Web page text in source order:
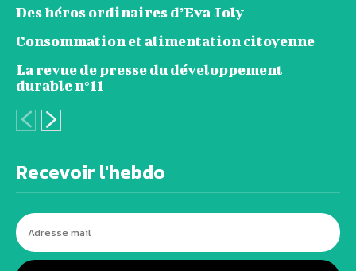
Des héros ordinaires d’Eva Joly
Consommation et alimentation citoyenne
La revue de presse du développement
durable n°11
Recevoir l'hebdo